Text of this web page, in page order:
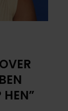
HEN”